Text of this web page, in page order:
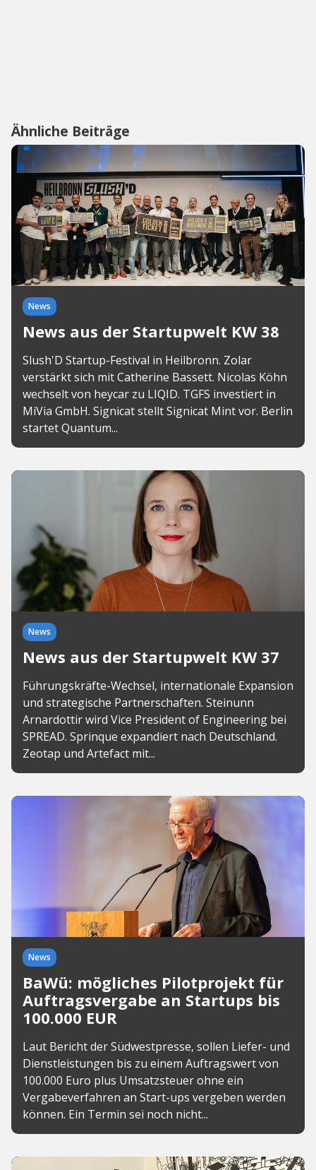
Ähnliche Beiträge
News
News aus der Startupwelt KW 38
Slush'D Startup-Festival in Heilbronn. Zolar
verstärkt sich mit Catherine Bassett. Nicolas Köhn
wechselt von heycar zu LIQID. TGFS investiert in
MiVia GmbH. Signicat stellt Signicat Mint vor. Berlin
startet Quantum...
News
News aus der Startupwelt KW 37
Führungskräfte-Wechsel, internationale Expansion
und strategische Partnerschaften. Steinunn
Arnardottir wird Vice President of Engineering bei
SPREAD. Sprinque expandiert nach Deutschland.
Zeotap und Artefact mit...
News
BaWü: mögliches Pilotprojekt für
Auftragsvergabe an Startups bis
100.000 EUR
Laut Bericht der Südwestpresse, sollen Liefer- und
Dienstleistungen bis zu einem Auftragswert von
100.000 Euro plus Umsatzsteuer ohne ein
Vergabeverfahren an Start-ups vergeben werden
können. Ein Termin sei noch nicht...